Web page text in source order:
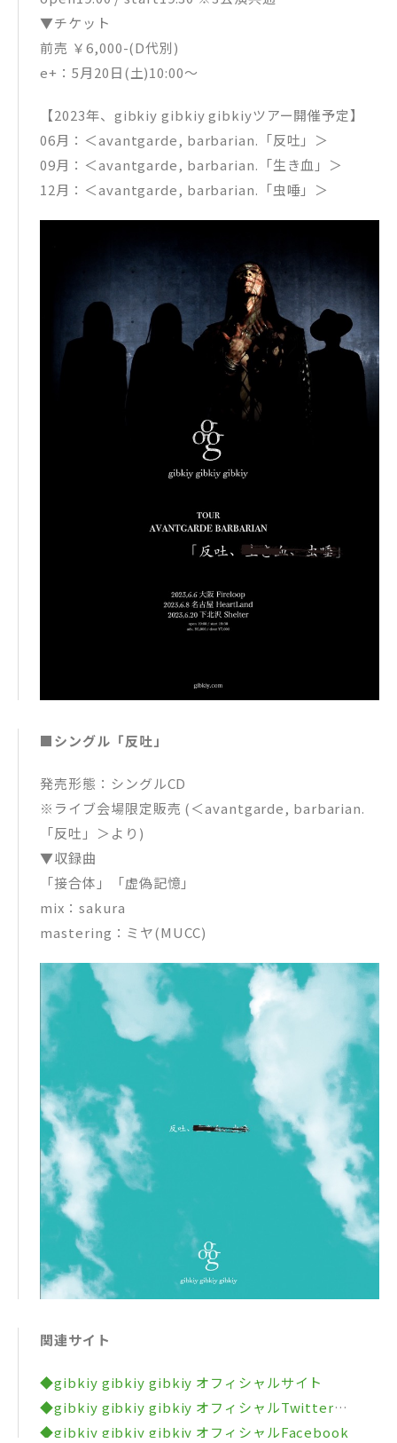
▼チケット
前売 ￥6,000-(D代別)
e+：5月20日(土)10:00～
【2023年、gibkiy gibkiy gibkiyツアー開催予定】
06月：＜avantgarde, barbarian.「反吐」＞
09月：＜avantgarde, barbarian.「生き血」＞
12月：＜avantgarde, barbarian.「虫唾」＞
■シングル「反吐」
発売形態：シングルCD
※ライブ会場限定販売 (＜avantgarde, barbarian.
「反吐」＞より)
▼収録曲
「接合体」「虚偽記憶」
mix：sakura
mastering：ミヤ(MUCC)
関連サイト
◆gibkiy gibkiy gibkiy オフィシャルサイト
◆gibkiy gibkiy gibkiy オフィシャルTwitter
◆gibkiy gibkiy gibkiy オフィシャルFacebook